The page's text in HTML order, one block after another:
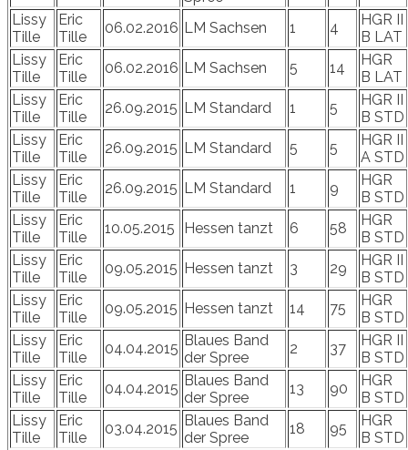
Lissy
Tille
Eric
Tille
06.02.2016 LM Sachsen 1 4
HGR II
B LAT
Lissy
Tille
Eric
Tille
06.02.2016 LM Sachsen 5 14
HGR
B LAT
Lissy
Tille
Eric
Tille
26.09.2015 LM Standard 1 5
HGR II
B STD
Lissy
Tille
Eric
Tille
26.09.2015 LM Standard 5 5
HGR II
A STD
Lissy
Tille
Eric
Tille
26.09.2015 LM Standard 1 9
HGR
B STD
Lissy
Tille
Eric
Tille
10.05.2015 Hessen tanzt 6 58
HGR
B STD
Lissy
Tille
Eric
Tille
09.05.2015 Hessen tanzt 3 29
HGR II
B STD
Lissy
Tille
Eric
Tille
09.05.2015 Hessen tanzt 14 75
HGR
B STD
Lissy
Tille
Eric
Tille
04.04.2015 Blaues Band
der Spree
2 37
HGR II
B STD
Lissy
Tille
Eric
Tille
04.04.2015 Blaues Band
der Spree
13 90
HGR
B STD
Lissy
Tille
Eric
Tille
03.04.2015 Blaues Band
der Spree
18 95
HGR
B STD